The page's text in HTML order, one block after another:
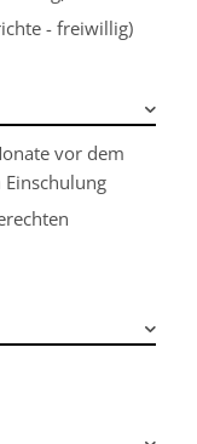
- freiwillig)
vor dem